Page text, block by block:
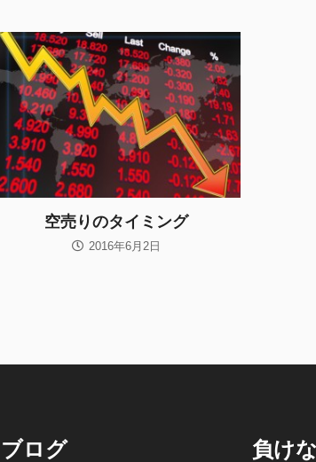
空売りのタイミング
2016年6月2日
ブログ 負け